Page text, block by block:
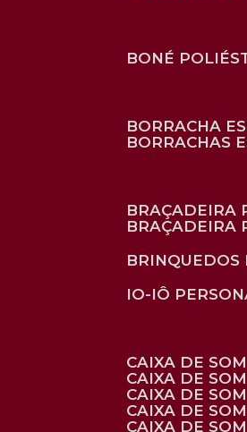
BONÉ
BORRACHA
BORRACHAS
IO-IÔ
CAIXA DE
CAIXA DE
CAIXA DE
CAIXA DE
CAIXA DE